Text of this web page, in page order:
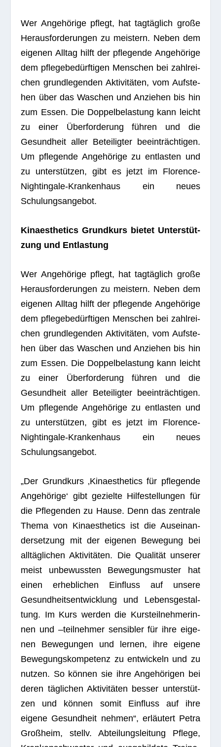
Wer Ange­hö­rige pflegt, hat tag­täg­lich große
Her­aus­for­de­run­gen zu meis­tern. Neben dem
eige­nen All­tag hilft der pfle­gende Ange­hö­rige
dem pfle­ge­be­dürf­ti­gen Men­schen bei zahl­rei­
chen grund­le­gen­den Akti­vi­tä­ten, vom Auf­ste­
hen über das Waschen und Anzie­hen bis hin
zum Essen. Die Dop­pel­be­las­tung kann leicht
zu einer Über­for­de­rung füh­ren und die
Gesund­heit aller Betei­lig­ter beein­träch­ti­gen.
Um pfle­gende Ange­hö­rige zu ent­las­ten und
zu unter­stüt­zen, gibt es jetzt im Flo­rence-
Night­in­gale-Kran­ken­haus ein neues
Schulungsangebot.
Kin­aes­the­tics Grund­kurs bie­tet Unter­stüt­
zung und Entlastung
Wer Ange­hö­rige pflegt, hat tag­täg­lich große
Her­aus­for­de­run­gen zu meis­tern. Neben dem
eige­nen All­tag hilft der pfle­gende Ange­hö­rige
dem pfle­ge­be­dürf­ti­gen Men­schen bei zahl­rei­
chen grund­le­gen­den Akti­vi­tä­ten, vom Auf­ste­
hen über das Waschen und Anzie­hen bis hin
zum Essen. Die Dop­pel­be­las­tung kann leicht
zu einer Über­for­de­rung füh­ren und die
Gesund­heit aller Betei­lig­ter beein­träch­ti­gen.
Um pfle­gende Ange­hö­rige zu ent­las­ten und
zu unter­stüt­zen, gibt es jetzt im Flo­rence-
Night­in­gale-Kran­ken­haus ein neues
Schulungsangebot.
„Der Grund­kurs ‚Kin­aes­the­tics für pfle­gende
Ange­hö­rige‘ gibt gezielte Hil­fe­stel­lun­gen für
die Pfle­gen­den zu Hause. Denn das zen­trale
Thema von Kin­aes­the­tics ist die Aus­ein­an­
der­set­zung mit der eige­nen Bewe­gung bei
all­täg­li­chen Akti­vi­tä­ten. Die Qua­li­tät unse­rer
meist unbe­wuss­ten Bewe­gungs­mus­ter hat
einen erheb­li­chen Ein­fluss auf unsere
Gesund­heits­ent­wick­lung und Lebens­ge­stal­
tung. Im Kurs wer­den die Kurs­teil­neh­me­rin­
nen und –teil­neh­mer sen­si­bler für ihre eige­
nen Bewe­gun­gen und ler­nen, ihre eigene
Bewe­gungs­kom­pe­tenz zu ent­wi­ckeln und zu
nut­zen. So kön­nen sie ihre Ange­hö­ri­gen bei
deren täg­li­chen Akti­vi­tä­ten bes­ser unter­stüt­
zen und kön­nen somit Ein­fluss auf ihre
eigene Gesund­heit neh­men“, erläu­tert Petra
Groß­heim, stellv. Abtei­lungs­lei­tung Pflege,